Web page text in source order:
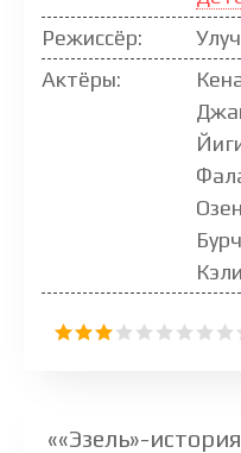
Режиссёр:
Актёры:
««Эзель»-